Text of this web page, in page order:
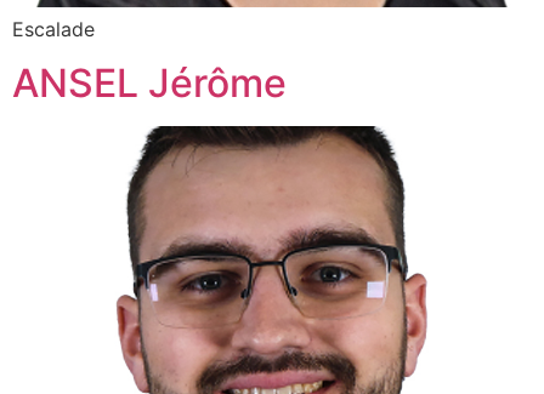
Escalade
ANSEL Jérôme